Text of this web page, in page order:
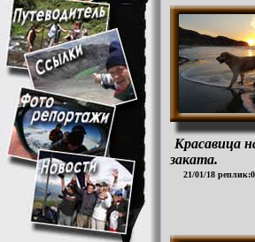
Красавица
заката.
21/01/18